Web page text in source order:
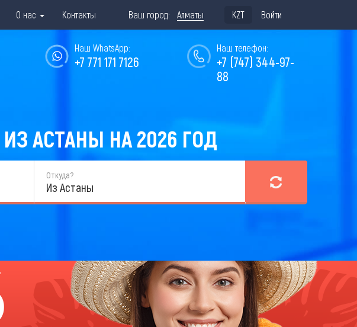
О нас Контакты Ваш город: Алматы KZT Войти
Наш телефон:
+7 (747) 344-97-
88
Наш WhatsApp:
+7 771 171 7126
АСТАНЫ НА 2026 ГОД
Откуда?
Из Астаны